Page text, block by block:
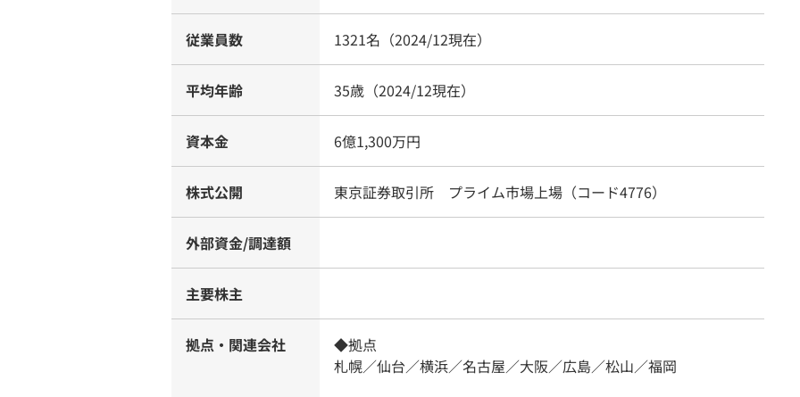
従業員数 1321名（2024/12現在）
平均年齢 35歳（2024/12現在）
資本金 6億1,300万円
株式公開 東京証券取引所 プライム市場上場（コード4776）
外部資金/調達額
主要株主
拠点・関連会社
◆拠点
札幌／仙台／横浜／名古屋／大阪／広島／松山／福岡